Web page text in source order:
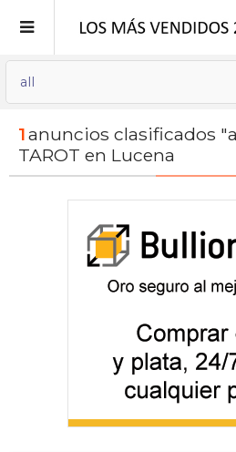
Registro
1anuncios clasificados
TAROT en Lucena